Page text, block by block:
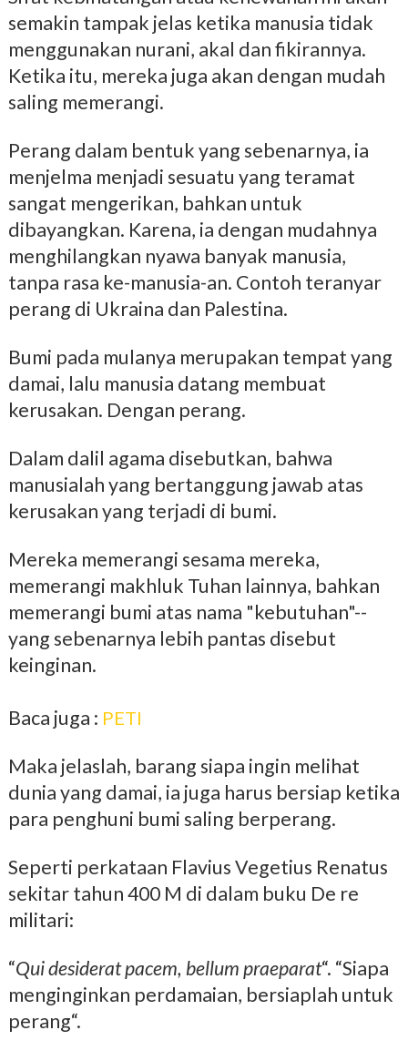
semakin tampak jelas ketika manusia tidak
menggunakan nurani, akal dan fikirannya.
Ketika itu, mereka juga akan dengan mudah
saling memerangi.
Perang dalam bentuk yang sebenarnya, ia
menjelma menjadi sesuatu yang teramat
sangat mengerikan, bahkan untuk
dibayangkan. Karena, ia dengan mudahnya
menghilangkan nyawa banyak manusia,
tanpa rasa ke-manusia-an. Contoh teranyar
perang di Ukraina dan Palestina.
Bumi pada mulanya merupakan tempat yang
damai, lalu manusia datang membuat
kerusakan. Dengan perang.
Dalam dalil agama disebutkan, bahwa
manusialah yang bertanggung jawab atas
kerusakan yang terjadi di bumi.
Mereka memerangi sesama mereka,
memerangi makhluk Tuhan lainnya, bahkan
memerangi bumi atas nama "kebutuhan"--
yang sebenarnya lebih pantas disebut
keinginan.
Baca juga : PETI
Maka jelaslah, barang siapa ingin melihat
dunia yang damai, ia juga harus bersiap ketika
para penghuni bumi saling berperang.
Seperti perkataan Flavius Vegetius Renatus
sekitar tahun 400 M di dalam buku De re
militari:
“Qui desiderat pacem, bellum praeparat“. “Siapa
menginginkan perdamaian, bersiaplah untuk
perang“.